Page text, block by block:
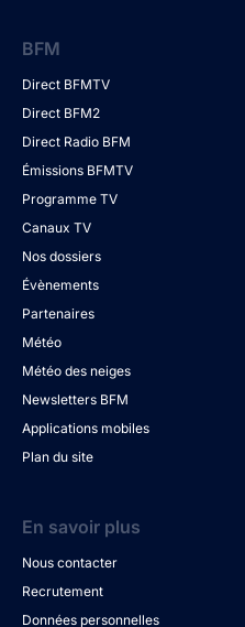
BFM
Direct BFMTV
Direct BFM2
Direct Radio BFM
Émissions BFMTV
Programme TV
Canaux TV
Nos dossiers
Évènements
Partenaires
Météo
Météo des neiges
Newsletters BFM
Applications mobiles
Plan du site
En savoir plus
Nous contacter
Recrutement
Données personnelles